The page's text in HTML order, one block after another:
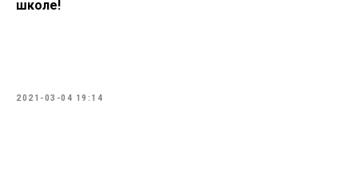
школе!
2021-03-04 19:14